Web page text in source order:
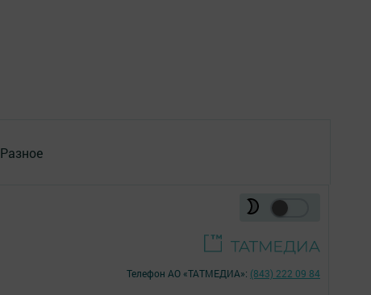
Разное
Телефон АО «ТАТМЕДИА»: (843) 222 09 84